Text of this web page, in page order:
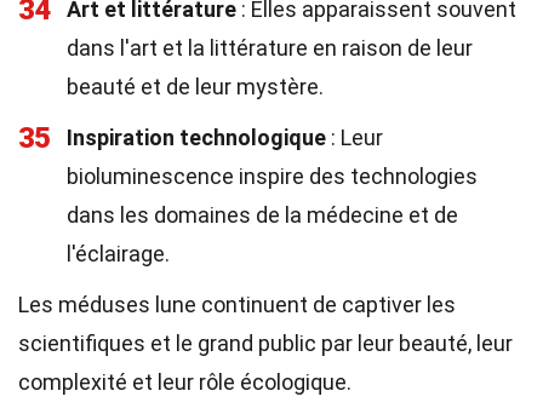
34 Art et littérature : Elles apparaissent souvent
dans l'art et la littérature en raison de leur
beauté et de leur mystère.
35 Inspiration technologique : Leur
bioluminescence inspire des technologies
dans les domaines de la médecine et de
l'éclairage.
Les méduses lune continuent de captiver les
scientifiques et le grand public par leur beauté, leur
complexité et leur rôle écologique.